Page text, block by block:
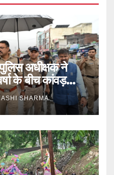
पुलिस अधीक्षक ने
के बीच कांवड़
लिया
SHARMA